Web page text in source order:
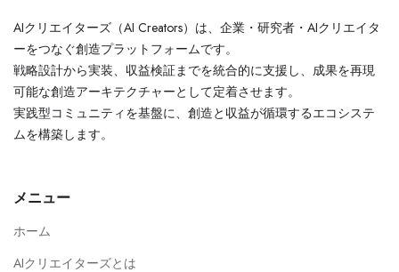
AIクリエイターズ（AI Creators）は、企業・研究者・AIクリエイタ
ーをつなぐ創造プラットフォームです。
戦略設計から実装、収益検証までを統合的に支援し、成果を再現
可能な創造アーキテクチャーとして定着させます。
実践型コミュニティを基盤に、創造と収益が循環するエコシステ
ムを構築します。
メニュー
ホーム
AIクリエイターズとは